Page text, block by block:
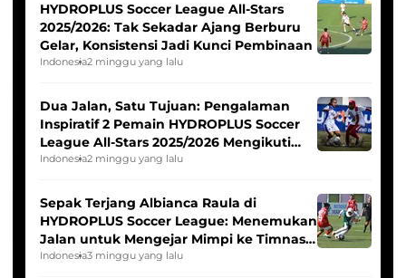
HYDROPLUS Soccer League All-Stars
2025/2026: Tak Sekadar Ajang Berburu
Gelar, Konsistensi Jadi Kunci Pembinaan
Indonesia2 minggu yang lalu
Dua Jalan, Satu Tujuan: Pengalaman
Inspiratif 2 Pemain HYDROPLUS Soccer
League All-Stars 2025/2026 Mengikuti
Seleksi Timnas Indonesia Putri
Indonesia2 minggu yang lalu
Sepak Terjang Albianca Raula di
HYDROPLUS Soccer League: Menemukan
Jalan untuk Mengejar Mimpi ke Timnas
Indonesia Putri
Indonesia3 minggu yang lalu